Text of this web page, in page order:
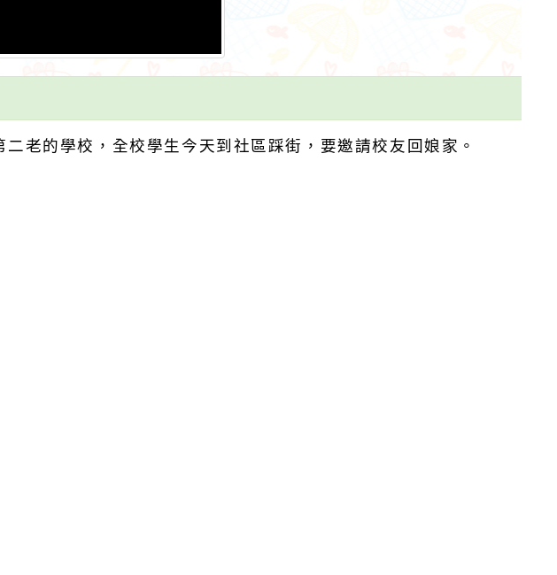
老的學校，全校學生今天到社區踩街，要邀請校友回娘家。